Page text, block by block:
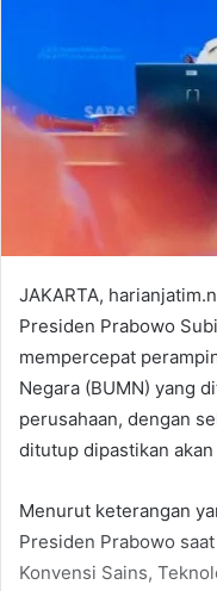
JAKARTA,
Presiden Prabowo
mempercepat
Negara (BUMN) yang
perusahaan, dengan
ditutup dipastikan
Menurut keterangan
Presiden Prabowo
Konvensi Sains,